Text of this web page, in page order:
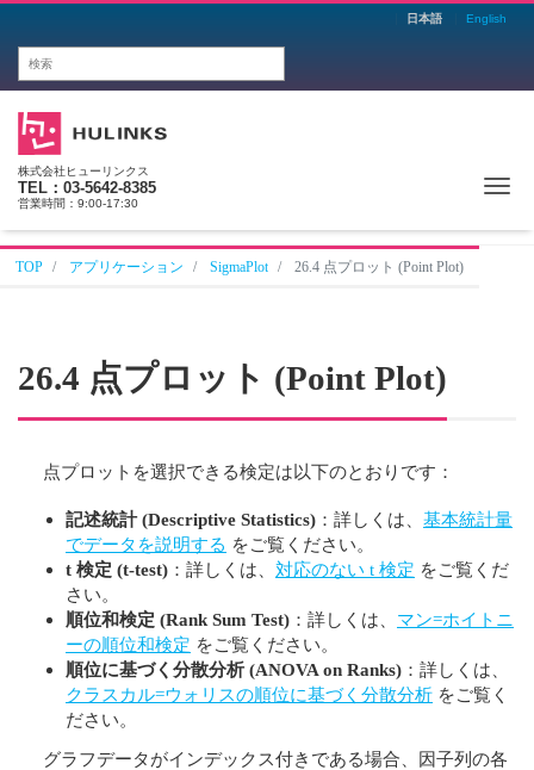
日本語 English
株式会社ヒューリンクス
TEL：03-5642-8385
営業時間：9:00-17:30
TOP アプリケーション SigmaPlot 26.4 点プロット (Point Plot)
26.4 点プロット (Point Plot)
点プロットを選択できる検定は以下のとおりです：
記述統計 (Descriptive Statistics) ：詳しくは、 基本統計量
でデータを説明する をご覧ください。
t 検定 (t-test) ：詳しくは、 対応のない t 検定 をご覧くだ
さい。
順位和検定 (Rank Sum Test) ：詳しくは、 マン=ホイトニ
ーの順位和検定 をご覧ください。
順位に基づく分散分析 (ANOVA on Ranks) ：詳しくは、
クラスカル=ウォリスの順位に基づく分散分析 をご覧く
ださい。
グラフデータがインデックス付きである場合、因子列の各